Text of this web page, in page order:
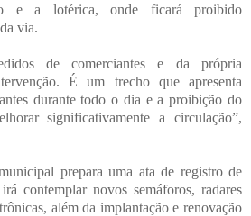
e a lotérica, onde ficará proibido
via.
de comerciantes e da própria
É um trecho que apresenta
durante todo o dia e a proibição do
significativamente a circulação”,
prepara uma ata de registro de
contemplar novos semáforos, radares
além da implantação e renovação